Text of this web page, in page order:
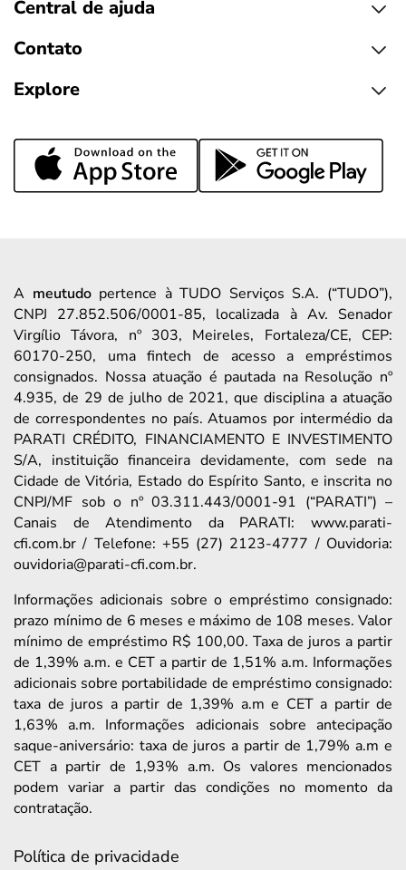
Central de ajuda
Contato
Explore
A meutudopertence à TUDO Serviços S.A. (“TUDO”),
CNPJ 27.852.506/0001-85, localizada à Av. Senador
Virgílio Távora, nº 303, Meireles, Fortaleza/CE, CEP:
60170-250, uma fintech de acesso a empréstimos
consignados. Nossa atuação é pautada na Resolução nº
4.935, de 29 de julho de 2021, que disciplina a atuação
de correspondentes no país. Atuamos por intermédio da
PARATI CRÉDITO, FINANCIAMENTO E INVESTIMENTO
S/A, instituição financeira devidamente, com sede na
Cidade de Vitória, Estado do Espírito Santo, e inscrita no
CNPJ/MF sob o nº 03.311.443/0001-91 (“PARATI”) –
Canais de Atendimento da PARATI: www.parati-
cfi.com.br / Telefone: +55 (27) 2123-4777 / Ouvidoria:
ouvidoria@parati-cfi.com.br.
Informações adicionais sobre o empréstimo consignado:
prazo mínimo de 6 meses e máximo de 108 meses. Valor
mínimo de empréstimo R$ 100,00. Taxa de juros a partir
de 1,39% a.m. e CET a partir de 1,51% a.m. Informações
adicionais sobre portabilidade de empréstimo consignado:
taxa de juros a partir de 1,39% a.m e CET a partir de
1,63% a.m. Informações adicionais sobre antecipação
saque-aniversário: taxa de juros a partir de 1,79% a.m e
CET a partir de 1,93% a.m. Os valores mencionados
podem variar a partir das condições no momento da
contratação.
Política de privacidade